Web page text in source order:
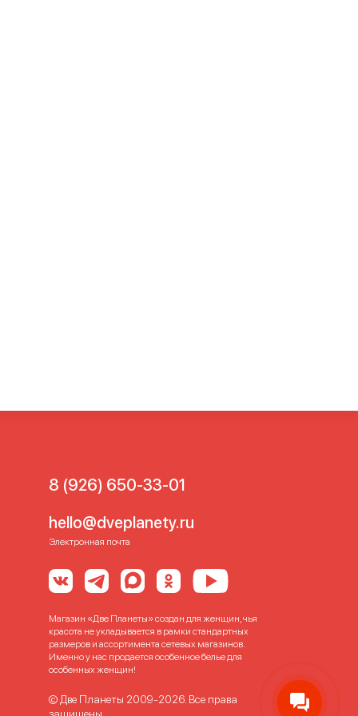
8 (926) 650-33-01
hello@dveplanety.ru
Электронная почта
Магазин «Две Планеты» создан для женщин, чья
красота не укладывается в рамки стандартных
размеров и ассортимента сетевых магазинов.
Именно у нас продается особенное белье для
особенных женщин!
© Две Планеты 2009-2026. Все права